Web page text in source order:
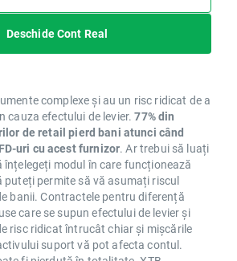
Deschide Cont Real
complexe și au un risc ridicat de a
cauza efectului de levier.77% din
de retail pierd bani atunci când
uri cu acest furnizor. Ar trebui să luați
înțelegeți modul în care funcționează
puteți permite să vă asumați riscul
banii. Contractele pentru diferență
care se supun efectului de levier și
risc ridicat întrucât chiar și mișcările
suport vă pot afecta contul.